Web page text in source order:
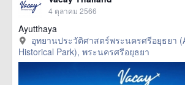
4 ตุลาคม 2566
Ayutthaya
อุทยานประวัติศาสตร์พระนครศรีอยุธยา
Historical Park), พระนครศรีอยุธยา